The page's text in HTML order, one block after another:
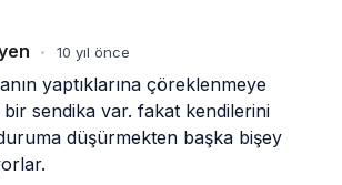
• 10 yıl önce
yaptıklarına çöreklenmeye
bir sendika var. fakat kendilerini
düşürmekten başka bişey